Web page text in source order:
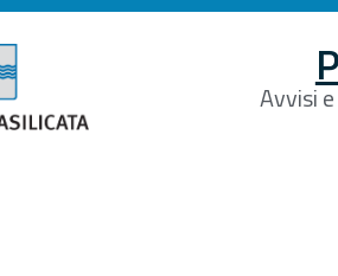
Avvisi